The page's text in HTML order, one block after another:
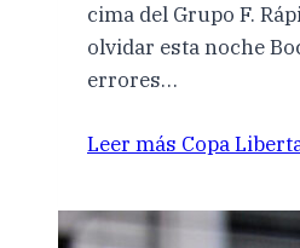
cima del Grupo F.
olvidar esta noche
errores…
Leer más Copa